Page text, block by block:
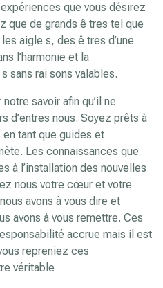
que vous désirez
que de grands ê tres tel que
aigle s, des ê tres d’une
l’harmonie et la
sans rai sons valables.
savoir afin qu’il ne
d’entres nous. Soyez prêts à
tant que guides et
Les connaissances que
à l’installation des nouvelles
nous votre cœur et votre
avons à vous dire et
avons à vous remettre. Ces
accrue mais il est
repreniez ces
véritable